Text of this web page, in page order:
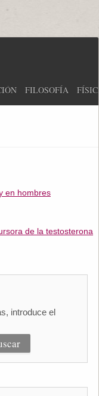
FILOSOFÍA
en hombres
de la testosterona
introduce el